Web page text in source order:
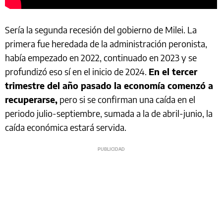
Sería la segunda recesión del gobierno de Milei. La
primera fue heredada de la administración peronista,
había empezado en 2022, continuado en 2023 y se
profundizó eso sí en el inicio de 2024. En el tercer
trimestre del año pasado la economía comenzó a
recuperarse, pero si se confirman una caída en el
periodo julio-septiembre, sumada a la de abril-junio, la
caída económica estará servida.